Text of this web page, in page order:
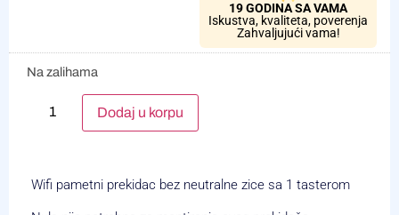
19 GODINA SA VAMA
Iskustva, kvaliteta, poverenja
Zahvaljujući vama!
Na zalihama
Dodaj u korpu
Wifi pametni prekidac bez neutralne zice sa 1 tasterom